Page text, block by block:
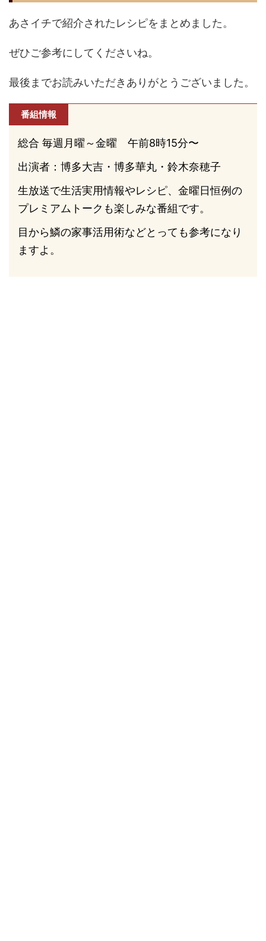
あさイチで紹介されたレシピをまとめました。
ぜひご参考にしてくださいね。
最後までお読みいただきありがとうございました。
番組情報
総合 毎週月曜～金曜 午前8時15分〜
出演者：博多大吉・博多華丸・鈴木奈穂子
生放送で生活実用情報やレシピ、金曜日恒例の
プレミアムトークも楽しみな番組です。
目から鱗の家事活用術などとっても参考になり
ますよ。